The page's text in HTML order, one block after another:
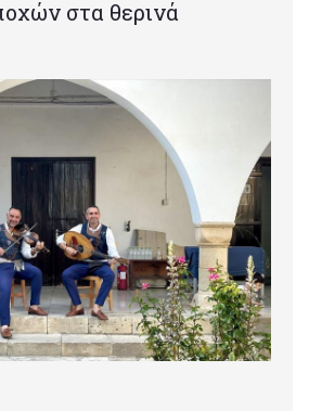
στα θερινά